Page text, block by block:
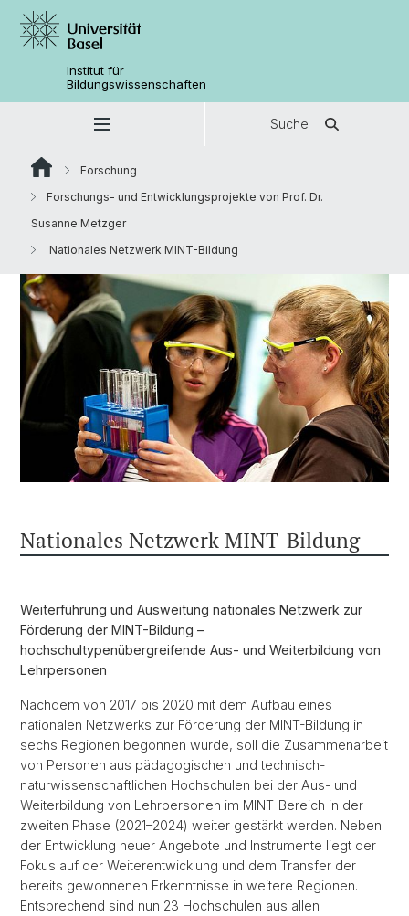
Institut für
Bildungswissenschaften
Suche
Forschung
Forschungs- und Entwicklungsprojekte von Prof. Dr.
Susanne Metzger
Nationales Netzwerk MINT-Bildung
Nationales Netzwerk MINT-Bildung
Weiterführung und Ausweitung nationales Netzwerk zur
Förderung der MINT-Bildung –
hochschultypenübergreifende Aus- und Weiterbildung von
Lehrpersonen
Nachdem von 2017 bis 2020 mit dem Aufbau eines
nationalen Netzwerks zur Förderung der MINT-Bildung in
sechs Regionen begonnen wurde, soll die Zusammenarbeit
von Personen aus pädagogischen und technisch-
naturwissenschaftlichen Hochschulen bei der Aus- und
Weiterbildung von Lehrpersonen im MINT-Bereich in der
zweiten Phase (2021–2024) weiter gestärkt werden. Neben
der Entwicklung neuer Angebote und Instrumente liegt der
Fokus auf der Weiterentwicklung und dem Transfer der
bereits gewonnenen Erkenntnisse in weitere Regionen.
Entsprechend sind nun 23 Hochschulen aus allen